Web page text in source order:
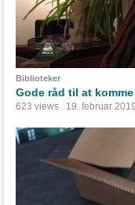
Biblioteker
Gode råd til at
623 views 19. februar 2019